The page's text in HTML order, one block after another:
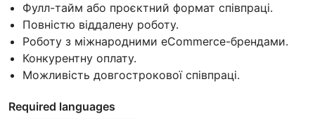
Фулл-тайм або проєктний формат співпраці.
Повністю віддалену роботу.
Роботу з міжнародними eCommerce-брендами.
Конкурентну оплату.
Можливість довгострокової співпраці.
Required languages